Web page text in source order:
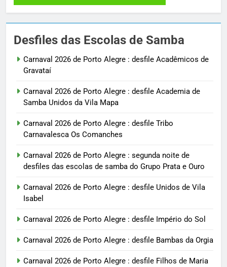
Desfiles das Escolas de Samba
Carnaval 2026 de Porto Alegre : desfile Acadêmicos de
Gravataí
Carnaval 2026 de Porto Alegre : desfile Academia de
Samba Unidos da Vila Mapa
Carnaval 2026 de Porto Alegre : desfile Tribo
Carnavalesca Os Comanches
Carnaval 2026 de Porto Alegre : segunda noite de
desfiles das escolas de samba do Grupo Prata e Ouro
Carnaval 2026 de Porto Alegre : desfile Unidos de Vila
Isabel
Carnaval 2026 de Porto Alegre : desfile Império do Sol
Carnaval 2026 de Porto Alegre : desfile Bambas da Orgia
Carnaval 2026 de Porto Alegre : desfile Filhos de Maria